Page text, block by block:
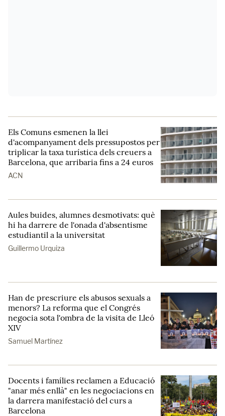
Els Comuns esmenen la llei
d'acompanyament dels pressupostos per
triplicar la taxa turística dels creuers a
Barcelona, que arribaria fins a 24 euros
ACN
Aules buides, alumnes desmotivats: què
hi ha darrere de l'onada d'absentisme
estudiantil a la universitat
Guillermo Urquiza
Han de prescriure els abusos sexuals a
menors? La reforma que el Congrés
negocia sota l'ombra de la visita de Lleó
XIV
Samuel Martínez
Docents i famílies reclamen a Educació
"anar més enllà" en les negociacions en
la darrera manifestació del curs a
Barcelona